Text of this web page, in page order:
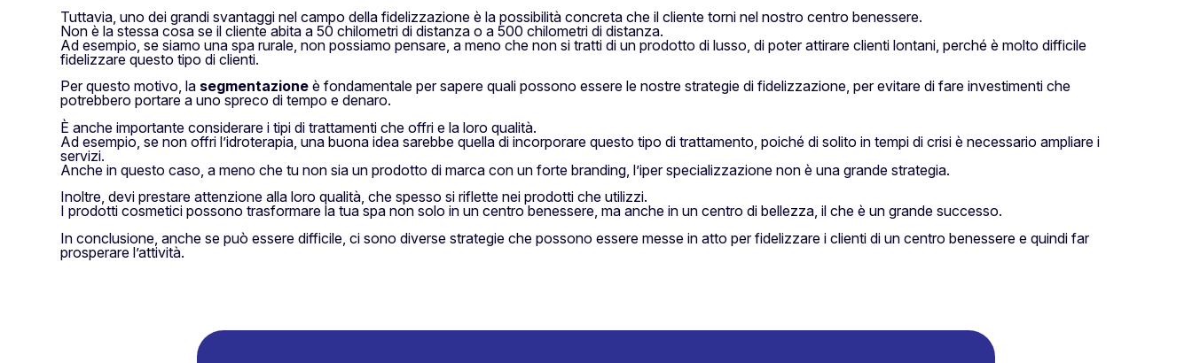
Tuttavia, uno dei grandi svantaggi nel campo della fidelizzazione è la possibilità concreta che il cliente torni nel nostro centro benessere.
Non è la stessa cosa se il cliente abita a 50 chilometri di distanza o a 500 chilometri di distanza.
Ad esempio, se siamo una spa rurale, non possiamo pensare, a meno che non si tratti di un prodotto di lusso, di poter attirare clienti lontani, perché è molto difficile
fidelizzare questo tipo di clienti.
Per questo motivo, la segmentazione è fondamentale per sapere quali possono essere le nostre strategie di fidelizzazione, per evitare di fare investimenti che
potrebbero portare a uno spreco di tempo e denaro.
È anche importante considerare i tipi di trattamenti che offri e la loro qualità.
Ad esempio, se non offri l’idroterapia, una buona idea sarebbe quella di incorporare questo tipo di trattamento, poiché di solito in tempi di crisi è necessario ampliare i
servizi.
Anche in questo caso, a meno che tu non sia un prodotto di marca con un forte branding, l’iper specializzazione non è una grande strategia.
Inoltre, devi prestare attenzione alla loro qualità, che spesso si riflette nei prodotti che utilizzi.
I prodotti cosmetici possono trasformare la tua spa non solo in un centro benessere, ma anche in un centro di bellezza, il che è un grande successo.
In conclusione, anche se può essere difficile, ci sono diverse strategie che possono essere messe in atto per fidelizzare i clienti di un centro benessere e quindi far
prosperare l’attività.